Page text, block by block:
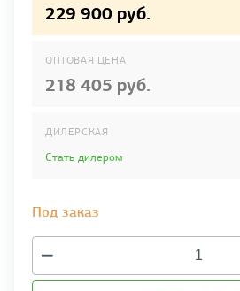
229 900 руб.
ОПТОВАЯ ЦЕНА
218 405 руб.
ДИЛЕРСКАЯ
Стать дилером
Под заказ